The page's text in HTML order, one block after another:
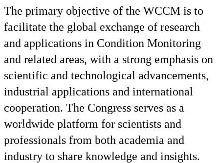
Ru En
The primary objective of the WCCM is to
facilitate the global exchange of research
and applications in Condition Monitoring
and related areas, with a strong emphasis on
scientific and technological advancements,
industrial applications and international
cooperation. The Congress serves as a
worldwide platform for scientists and
professionals from both academia and
industry to share knowledge and insights.